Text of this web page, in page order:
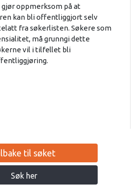
oppmerksom på at
kan bli offentliggjort selv
fra søkerlisten. Søkere som
må grunngi dette
vil i tilfellet bli
til søket
Søk her